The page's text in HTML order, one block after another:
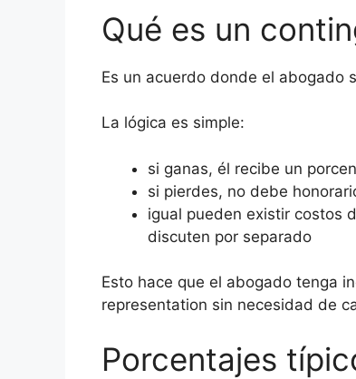
Qué es un
Es un acuerdo donde el abogado
La lógica es simple:
si ganas, él recibe un
si pierdes, no debe
igual pueden existir costos
discuten por separado
Esto hace que el abogado tenga
representation sin necesidad de
Porcentajes